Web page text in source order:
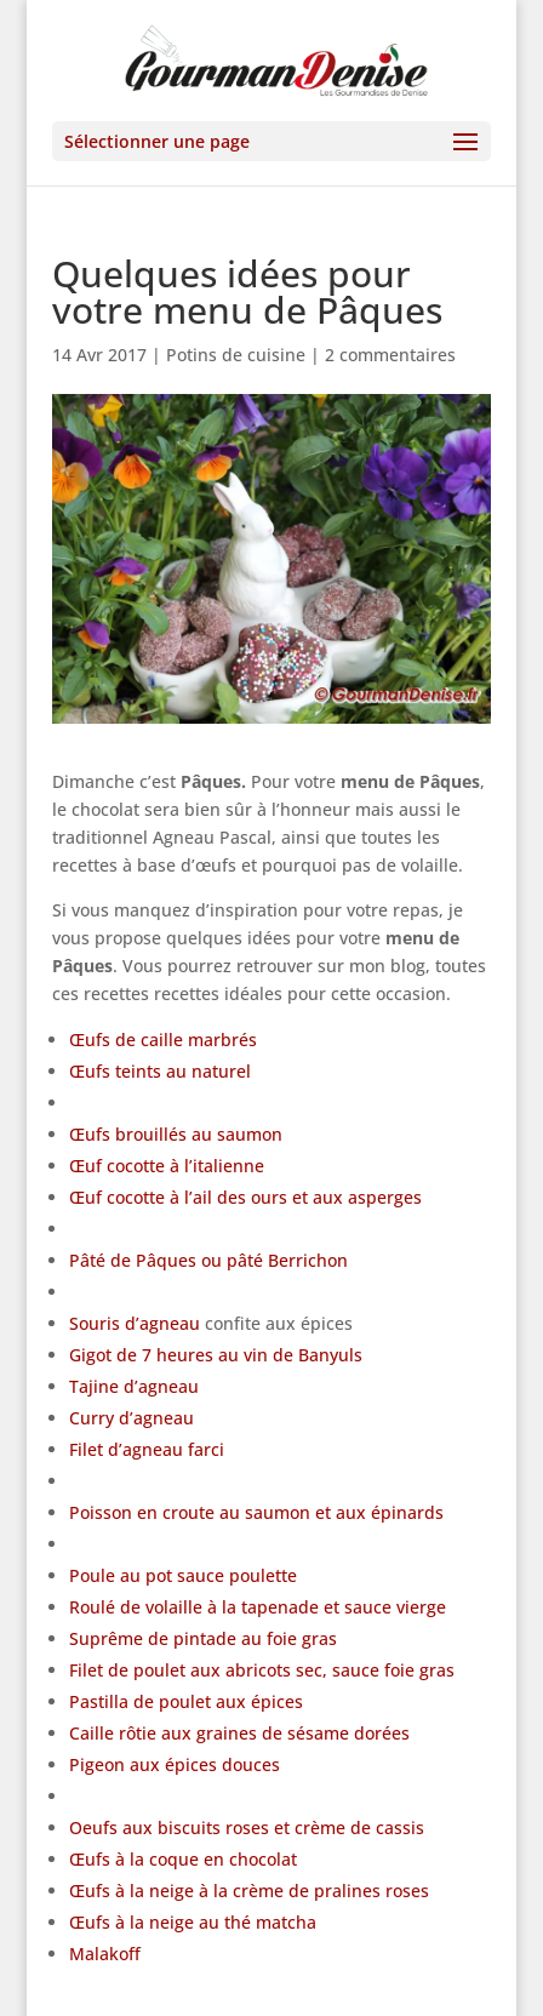
Sélectionner une page
Quelques idées pour
votre menu de Pâques
14 Avr 2017| Potins de cuisine| 2 commentaires
Dimanche c’est Pâques. Pour votre menu de Pâques,
le chocolat sera bien sûr à l’honneur mais aussi le
traditionnel Agneau Pascal, ainsi que toutes les
recettes à base d’œufs et pourquoi pas de volaille.
Si vous manquez d’inspiration pour votre repas, je
vous propose quelques idées pour votre menu de
Pâques. Vous pourrez retrouver sur mon blog, toutes
ces recettes recettes idéales pour cette occasion.
Œufs de caille marbrés
Œufs teints au naturel
Œufs brouillés au saumon
Œuf cocotte à l’italienne
Œuf cocotte à l’ail des ours et aux asperges
Pâté de Pâques ou pâté Berrichon
Souris d’agneau confite aux épices
Gigot de 7 heures au vin de Banyuls
Tajine d’agneau
Curry d’agneau
Filet d’agneau farci
Poisson en croute au saumon et aux épinards
Poule au pot sauce poulette
Roulé de volaille à la tapenade et sauce vierge
Suprême de pintade au foie gras
Filet de poulet aux abricots sec, sauce foie gras
Pastilla de poulet aux épices
Caille rôtie aux graines de sésame dorées
Pigeon aux épices douces
Oeufs aux biscuits roses et crème de cassis
Œufs à la coque en chocolat
Œufs à la neige à la crème de pralines roses
Œufs à la neige au thé matcha
Malakoff